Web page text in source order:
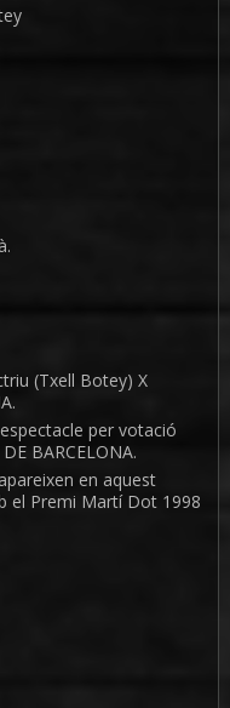
(Txell Botey) X
per votació
BARCELONA.
en aquest
el Premi Martí Dot 1998